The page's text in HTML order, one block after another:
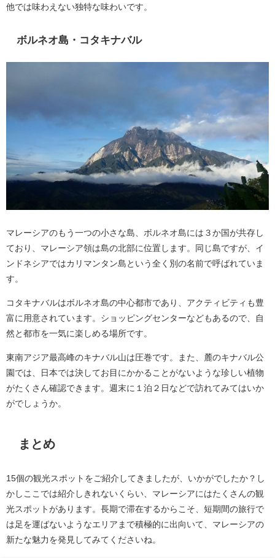
他では味わえない独特な味わいです。
ボルネオ島・コタキナバル
マレーシアのもう一つの小さな島、ボルネオ島には３か国が共存し
ており、マレーシア領は島の北部に位置します。同じ島ですが、イ
ンドネシアではカリマンタン島という全く別の名前で呼ばれていま
す。
コタキナバルはボルネオ島の中心都市であり、アクティビティも豊
富に用意されています。ショッピングセンターなどもあるので、自
然と都市を一気に楽しめる場所です。
東南アジア最高峰のキナバル山は圧巻です。また、麓のキナバル公
園では、日本では決してお目にかかることがないような珍しい植物
がたくさん確認できます。週末に１泊２日などで訪れてみてはいか
がでしょうか。
まとめ
15個の観光スポットをご紹介してきましたが、いかがでしたか？し
かしここでは紹介しきれないくらい、マレーシアにはたくさんの観
光スポットがあります。長期で滞在するからこそ、短期間の旅行で
は足を運ばないようなエリアまで積極的に出向いて、マレーシアの
新たな魅力を発見してみてくださいね。